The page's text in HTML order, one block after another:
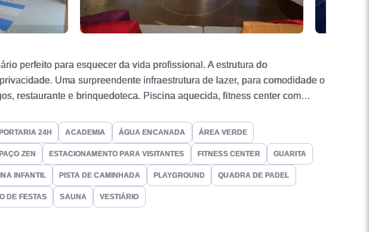
perfeito para esquecer da vida profissional. A estrutura do
Uma surpreendente infraestrutura de lazer, para comodidade o
restaurante e brinquedoteca. Piscina aquecida, fitness center com
de futebol, campo de bocha, mini golf e muito mais.
PORTARIA 24H ACADEMIA ÁGUA ENCANADA ÁREA VERDE
ZEN ESTACIONAMENTO PARA VISITANTES FITNESS CENTER GUARITA
INFANTIL PISTA DE CAMINHADA PLAYGROUND QUADRA DE PADEL
DE FESTAS SAUNA VESTIÁRIO